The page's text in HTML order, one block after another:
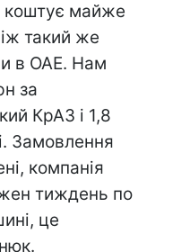
коштує майже
такий же
в ОАЕ. Нам
за
КрАЗ і 1,8
Замовлення
компанія
тиждень по
це